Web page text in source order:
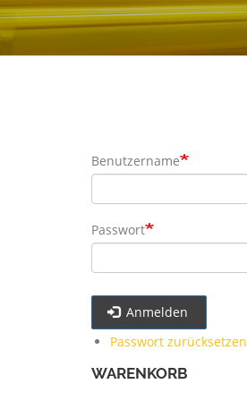
Benutzername
Passwort
Anmelden
Passwort zurücksetzen
WARENKORB